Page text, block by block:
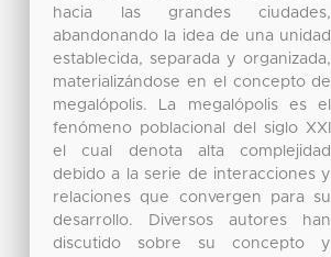
hacia las grandes ciudades,
abandonando la idea de una unidad
establecida, separada y organizada,
materializándose en el concepto de
megalópolis. La megalópolis es el
fenómeno poblacional del siglo XXI
el cual denota alta complejidad
debido a la serie de interacciones y
relaciones que convergen para su
desarrollo. Diversos autores han
discutido sobre su concepto y